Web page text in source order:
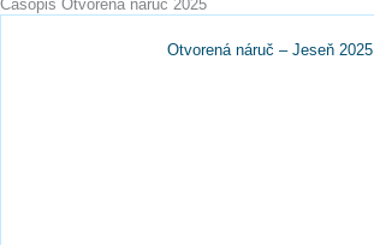
Časopis Otvorená náruč 2025
Otvorená náruč – Jeseň 2025